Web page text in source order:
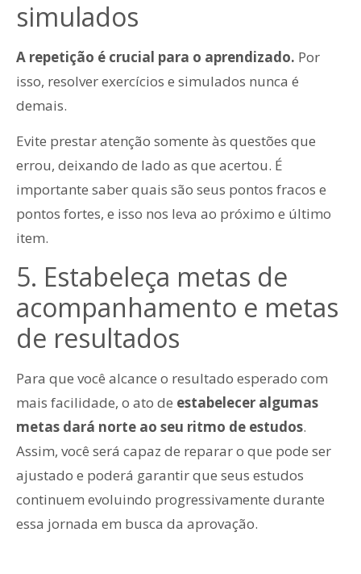
simulados
A repetição é crucial para o aprendizado. Por
isso, resolver exercícios e simulados nunca é
demais.
Evite prestar atenção somente às questões que
errou, deixando de lado as que acertou. É
importante saber quais são seus pontos fracos e
pontos fortes, e isso nos leva ao próximo e último
item.
5. Estabeleça metas de
acompanhamento e metas
de resultados
Para que você alcance o resultado esperado com
mais facilidade, o ato de estabelecer algumas
metas dará norte ao seu ritmo de estudos.
Assim, você será capaz de reparar o que pode ser
ajustado e poderá garantir que seus estudos
continuem evoluindo progressivamente durante
essa jornada em busca da aprovação.